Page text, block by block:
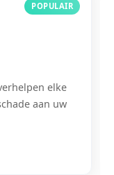
POPULAIR
elke
aan uw